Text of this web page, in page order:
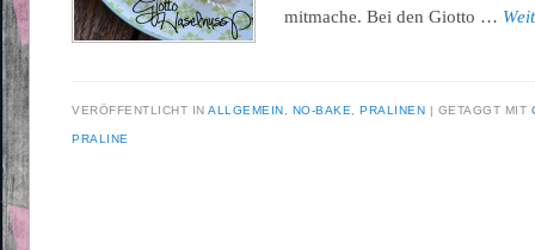
mitmache. Bei den Giotto …
VERÖFFENTLICHT INALLGEMEIN NO-BAKE ,PRALINEN GETAGGT MIT
PRALINE